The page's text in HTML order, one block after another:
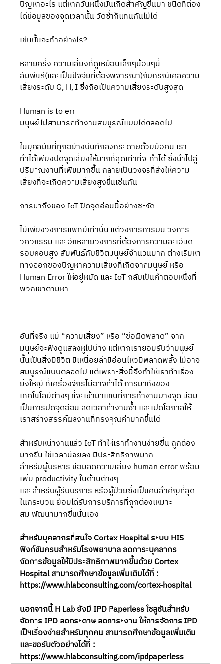
ปัญหาอะไร แต่หากวันหนึ่งมันเกิดสำคัญขึ้นมา ชนิดที่ต้อง
ได้ข้อมูลของจุดเวลานั้น วัดซ้ำก็แทนกันไม่ได้
เช่นนั้นจะทำอย่างไร?
หลายครั้ง ความเสี่ยงที่ดูเหมือนเล็กๆน้อยๆนี้
สัมพันธ์(และเป็นปัจจัยที่ต้องพิจารณา)กับกรณีเคสความ
เสี่ยงระดับ G, H, I ซึ่งถือเป็นความเสี่ยงระดับสูงสุด
Human is to err
มนุษย์ไม่สามารถทำงานสมบูรณ์แบบได้ตลอดไป
ในยุคสมัยที่ทุกอย่างบันทึกลงกระดาษด้วยมือคน เรา
ทำได้เพียงปิดจุดเสี่ยงให้มากที่สุดเท่าที่จะทำได้ ซึ่งนำไปสู่
ปริมาณงานที่เพิ่มมากขึ้น กลายเป็นวงจรที่ส่งให้ความ
เสี่ยงที่จะเกิดความเสี่ยงสูงขึ้นเช่นกัน
การมาถึงของ IoT ปิดจุดอ่อนนี้อย่างชะงัด
ไม่เพียงวงการแพทย์เท่านั้น แต่วงการการบิน วงการ
วิศวกรรม และอีกหลายวงการที่ต้องการความละเอียด
รอบคอบสูง สัมพันธ์กับชีวิตมนุษย์จำนวนมาก ต่างเริ่มหา
ทางออกของปัญหาความเสี่ยงที่เกิดจากมนุษย์ หรือ
Human Error ให้อยู่หมัด และ IoT กลับเป็นคำตอบหนึ่งที่
พวกเขาตามหา
—
อันที่จริง แม้ “ความเสี่ยง” หรือ “ข้อผิดพลาด” จาก
มนุษย์จะฟังดูแสลงหูไปบ้าง แต่หากเรายอมรับว่ามนุษย์
นั้นเป็นสิ่งมีชีวิต มีเหนื่อยล้ามีอ่อนไหวมีพลาดพลั้ง ไม่อาจ
สมบูรณ์แบบตลอดไป แต่เพราะสิ่งนี้จึงทำให้เราทำเรื่อง
ยิ่งใหญ่ ที่เครื่องจักรไม่อาจทำได้ การมาถึงของ
เทคโนโลยีต่างๆ ที่จะเข้ามาแทนที่การทำงานบางจุด ย่อม
เป็นการปิดจุดอ่อน ลดเวลาทำงานซ้ำ และเปิดโอกาสให้
เราสร้างสรรค์ผลงานที่ทรงคุณค่ามากขึ้นได้
สำหรับหน้างานแล้ว IoT ทำให้เราทำงานง่ายขึ้น ถูกต้อง
มากขึ้น ใช้เวลาน้อยลง มีประสิทธิภาพมาก
สำหรับผู้บริหาร ย่อมลดความเสี่ยง human error พร้อม
เพิ่ม productivity ในด้านต่างๆ
และสำหรับผู้รับบริการ หรือผู้ป่วยซึ่งเป็นคนสำคัญที่สุด
ในกระบวน ย่อมได้รับการบริการที่ถูกต้องเหมาะ
สม พัฒนามากขึ้นนั่นเอง
สำหรับบุคลากรที่สนใจ Cortex Hospital ระบบ HIS
ฟังก์ชันครบสำหรับโรงพยาบาล ลดภาระบุคลากร
จัดการข้อมูลให้มีประสิทธิภาพมากขึ้นด้วย Cortex
Hospital สามารถศึกษาข้อมูลเพิ่มเติมได้ที่ :
https://www.hlabconsulting.com/cortex-hospital
นอกจากนี้ H Lab ยังมี IPD Paperless โซลูชันสำหรับ
จัดการ IPD ลดกระดาษ ลดภาระงาน ให้การจัดการ IPD
เป็ฯเรื่องง่ายสำหรับทุกคน สามารถศึกษาข้อมูลเพิ่มเติม
และขอรับตัวอย่างได้ที่ :
https://www.hlabconsulting.com/ipdpaperless